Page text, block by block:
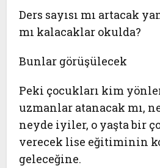
Ders sayısı mı artacak
mı kalacaklar okulda?
Bunlar görüşülecek
Peki çocukları kim
uzmanlar atanacak mı,
neyde iyiler, o yaşta bir
verecek lise eğitiminin
geleceğine.